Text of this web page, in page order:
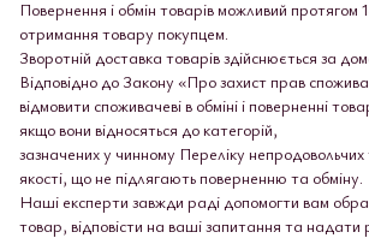
Повернення і обмін товарів можливий протягом
отримання товару покупцем.
Зворотній доставка товарів здійснюється за
Відповідно до Закону «Про захист прав
відмовити споживачеві в обміні і поверненні
якщо вони відносяться до категорій,
зазначених у чинному Переліку непродовольчих
якості, що не підлягають поверненню та обміну.
Наші експерти завжди раді допомогти вам
товар, відповісти на ваші запитання та надати